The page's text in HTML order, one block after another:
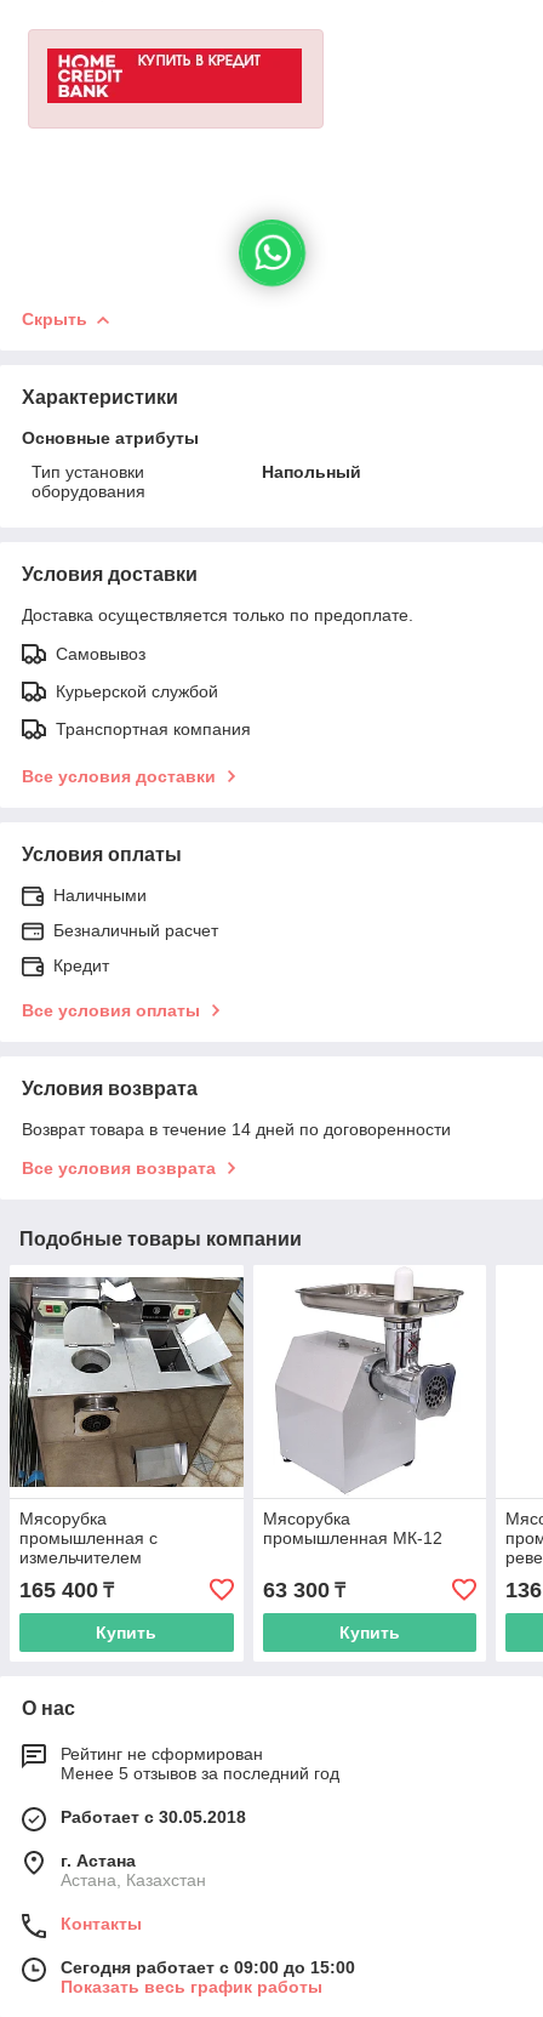
Скрыть
Характеристики
Основные атрибуты
Тип установки
оборудования
Напольный
Условия доставки
Доставка осуществляется только по предоплате.
Самовывоз
Курьерской службой
Транспортная компания
Все условия доставки
Условия оплаты
Наличными
Безналичный расчет
Кредит
Все условия оплаты
Условия возврата
Возврат товара в течение 14 дней по договоренности
Все условия возврата
Подобные товары компании
Мясорубка
промышленная с
измельчителем
165 400 ₸
Купить
Мясорубка
промышленная МК-12
63 300₸
Купить
О нас
Рейтинг не сформирован
Менее 5 отзывов за последний год
Работает с 30.05.2018
г. Астана
Астана, Казахстан
Контакты
Сегодня работает с 09:00 до 15:00
Показать весь график работы